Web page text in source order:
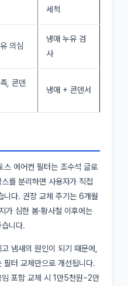
세척
의심
냉매 누유 검
사
, 콘덴
냉매 + 콘덴서
스 에어컨 필터는 조수석 글로
를 분리하면 사용자가 직접
니다. 권장 교체 주기는 6개월
가 심한 봄·황사철 이후에는
니다.
냄새의 원인이 되기 때문에,
필터 교체만으로 개선됩니다.
포함 교체 시 1만5천원~2만